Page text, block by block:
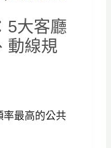
5大客廳
動線規
率最高的公共